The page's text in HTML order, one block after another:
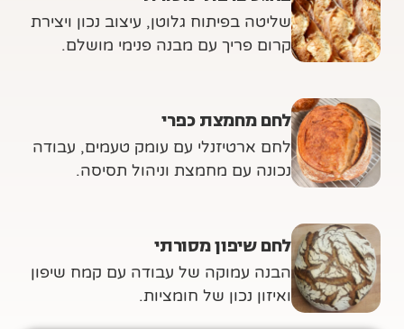
שליטה בפיתוח גלוטן, עיצוב נכון ויצירת
קרום פריך עם מבנה פנימי מושלם.
לחם מחמצת כפרי
לחם ארטיזנלי עם עומק טעמים, עבודה
נכונה עם מחמצת וניהול תסיסה.
לחם שיפון מסורתי
הבנה עמוקה של עבודה עם קמח שיפון
ואיזון נכון של חומציות.